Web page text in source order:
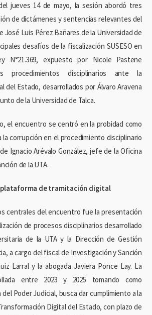
jueves 14 de mayo, la sesión abordó tres
de dictámenes y sentencias relevantes del
José Luis Pérez Bañares de la Universidad de
desafíos de la fiscalización SUSESO en
N°21.369, expuesto por Nicole Pastene
procedimientos disciplinarios ante la
del Estado, desarrollados por Álvaro Aravena
de la Universidad de Talca.
el encuentro se centró en la probidad como
corrupción en el procedimiento disciplinario
Ignacio Arévalo González, jefe de la Oficina
de la UTA.
plataforma de tramitación digital
centrales del encuentro fue la presentación
de procesos disciplinarios desarrollado
de la UTA y la Dirección de Gestión
a cargo del fiscal de Investigación y Sanción
Larral y la abogada Javiera Ponce Lay. La
entre 2023 y 2025 tomando como
Poder Judicial, busca dar cumplimiento a la
Digital del Estado, con plazo de